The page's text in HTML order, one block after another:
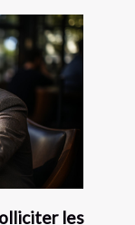
les